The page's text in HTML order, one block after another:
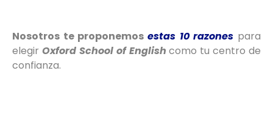
Nosotros te proponemos estas 10 razones para
elegir Oxford School of Englishcomo tu centro de
confianza.